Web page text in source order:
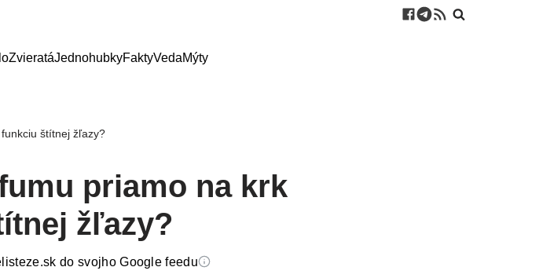
ZvieratáJednohubkyFaktyVedaMýty
štítnej žľazy?
priamo na krk
žľazy?
do svojho Google feedu